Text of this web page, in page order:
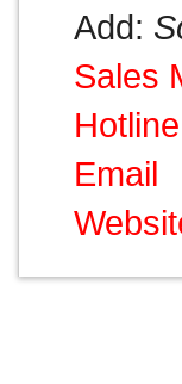
Add:
Sales
Hotline
Email